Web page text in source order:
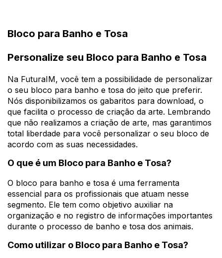
Bloco para Banho e Tosa
Personalize seu Bloco para Banho e Tosa
Na FuturaIM, você tem a possibilidade de personalizar
o seu bloco para banho e tosa do jeito que preferir.
Nós disponibilizamos os gabaritos para download, o
que facilita o processo de criação da arte. Lembrando
que não realizamos a criação de arte, mas garantimos
total liberdade para você personalizar o seu bloco de
acordo com as suas necessidades.
O que é um Bloco para Banho e Tosa?
O bloco para banho e tosa é uma ferramenta
essencial para os profissionais que atuam nesse
segmento. Ele tem como objetivo auxiliar na
organização e no registro de informações importantes
durante o processo de banho e tosa dos animais.
Como utilizar o Bloco para Banho e Tosa?